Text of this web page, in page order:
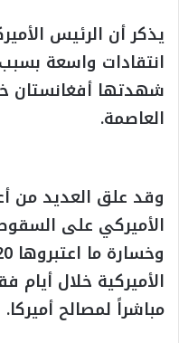
يذكر أن الرئيس
انتقادات واسعة
شهدتها أفغانستان
العاصمة.
وقد علق العديد من
الأميركي على
الأميركية خلال أيام
مباشراً لمصالح أميركا.